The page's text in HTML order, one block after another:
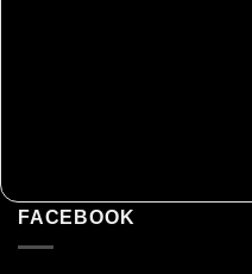
FACEBOOK